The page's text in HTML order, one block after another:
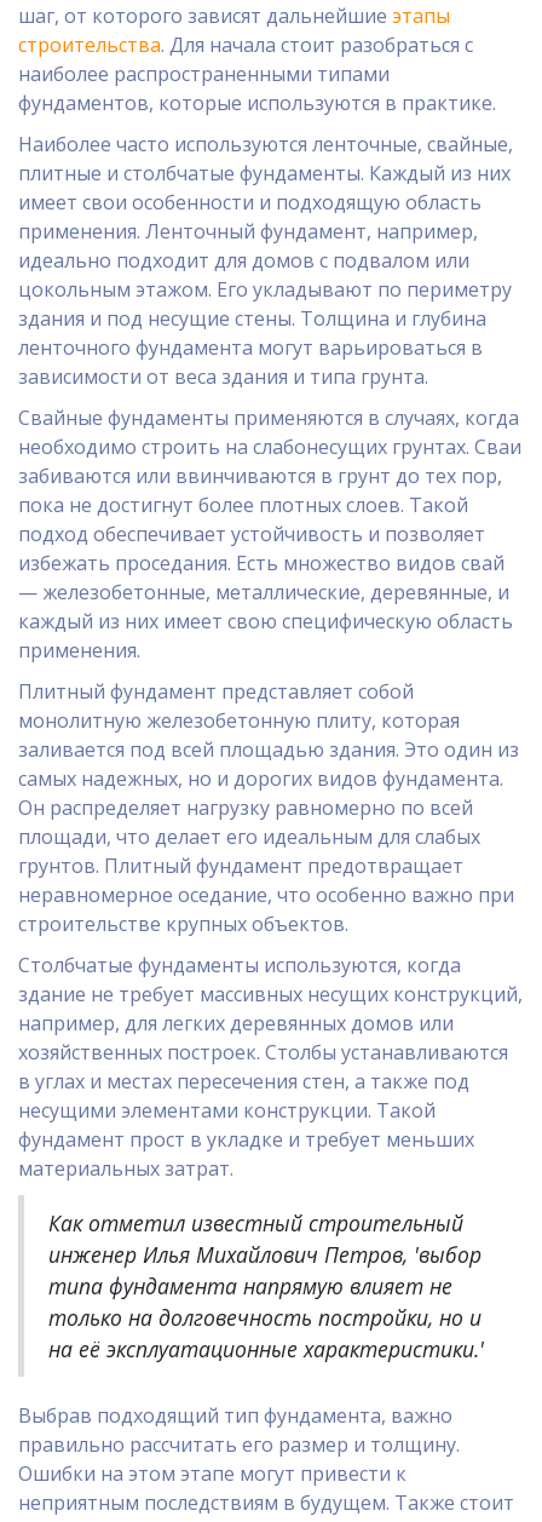
шаг, от которого зависят дальнейшие этапы
строительства. Для начала стоит разобраться с
наиболее распространенными типами
фундаментов, которые используются в практике.
Наиболее часто используются ленточные, свайные,
плитные и столбчатые фундаменты. Каждый из них
имеет свои особенности и подходящую область
применения. Ленточный фундамент, например,
идеально подходит для домов с подвалом или
цокольным этажом. Его укладывают по периметру
здания и под несущие стены. Толщина и глубина
ленточного фундамента могут варьироваться в
зависимости от веса здания и типа грунта.
Свайные фундаменты применяются в случаях, когда
необходимо строить на слабонесущих грунтах. Сваи
забиваются или ввинчиваются в грунт до тех пор,
пока не достигнут более плотных слоев. Такой
подход обеспечивает устойчивость и позволяет
избежать проседания. Есть множество видов свай
— железобетонные, металлические, деревянные, и
каждый из них имеет свою специфическую область
применения.
Плитный фундамент представляет собой
монолитную железобетонную плиту, которая
заливается под всей площадью здания. Это один из
самых надежных, но и дорогих видов фундамента.
Он распределяет нагрузку равномерно по всей
площади, что делает его идеальным для слабых
грунтов. Плитный фундамент предотвращает
неравномерное оседание, что особенно важно при
строительстве крупных объектов.
Столбчатые фундаменты используются, когда
здание не требует массивных несущих конструкций,
например, для легких деревянных домов или
хозяйственных построек. Столбы устанавливаются
в углах и местах пересечения стен, а также под
несущими элементами конструкции. Такой
фундамент прост в укладке и требует меньших
материальных затрат.
Как отметил известный строительный
инженер Илья Михайлович Петров, 'выбор
типа фундамента напрямую влияет не
только на долговечность постройки, но и
на её эксплуатационные характеристики.'
Выбрав подходящий тип фундамента, важно
правильно рассчитать его размер и толщину.
Ошибки на этом этапе могут привести к
неприятным последствиям в будущем. Также стоит